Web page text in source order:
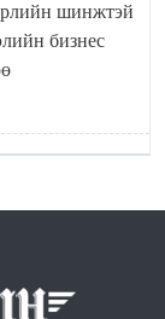
шинжтэй
бизнес